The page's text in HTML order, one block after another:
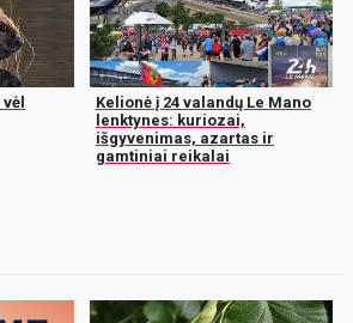
Kelionė į 24 valandų Le Mano
lenktynes: kuriozai,
išgyvenimas, azartas ir
gamtiniai reikalai